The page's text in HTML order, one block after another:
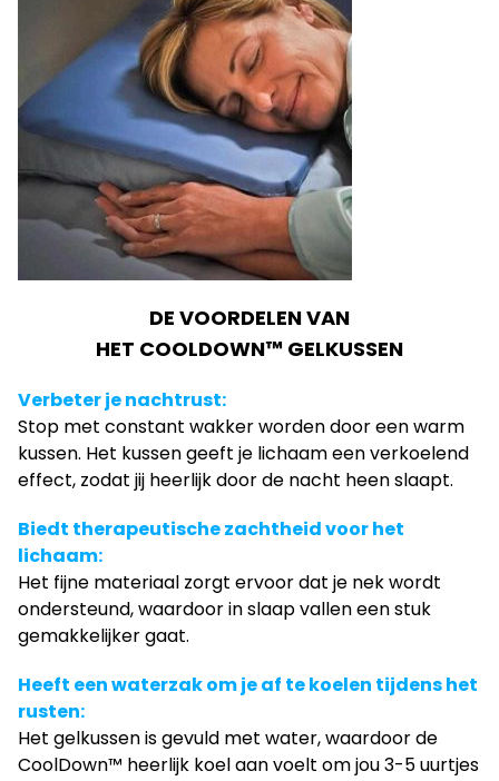
DE VOORDELEN VAN
HET COOLDOWN™ GELKUSSEN
Verbeter je nachtrust:
Stop met constant wakker worden door een warm
kussen. Het kussen geeft je lichaam een verkoelend
effect, zodat jij heerlijk door de nacht heen slaapt.
Biedt therapeutische zachtheid voor het
lichaam:
Het fijne materiaal zorgt ervoor dat je nek wordt
ondersteund, waardoor in slaap vallen een stuk
gemakkelijker gaat.
Heeft een waterzak om je af te koelen tijdens het
rusten:
Het gelkussen is gevuld met water, waardoor de
CoolDown™ heerlijk koel aan voelt om jou 3-5 uurtjes